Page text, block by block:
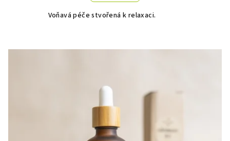
Voňavá péče stvořená k relaxaci.